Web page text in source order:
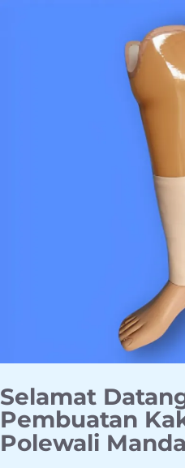
Selamat
Pembuatan
Polewali